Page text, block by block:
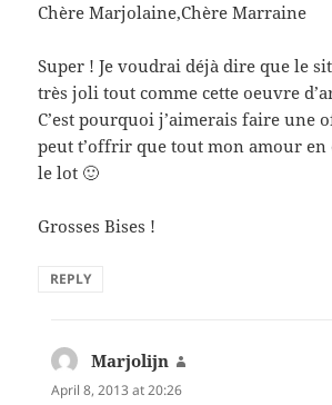
Chère Marjolaine,Chère Marraine
Super ! Je voudrai déjà dire que le
très joli tout comme cette oeuvre
C’est pourquoi j’aimerais faire une
peut t’offrir que tout mon amour en
le lot 🙂
Grosses Bises !
REPLY
Marjolijn
April 8, 2013 at 20:26